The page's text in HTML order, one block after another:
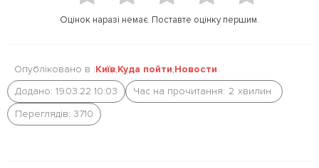
k
Оцінок наразі немає. Поставте оцінку першим.
Опубліковано в :Київ,Куда пойти,Новости
Додано: 19.03.22 10:03
Час на прочитання: 2 хвилин
Переглядів: 3710